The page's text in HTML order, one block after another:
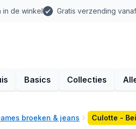
in de winkel Gratis verzending
Basics Collecties
broeken & jeans Culotte -